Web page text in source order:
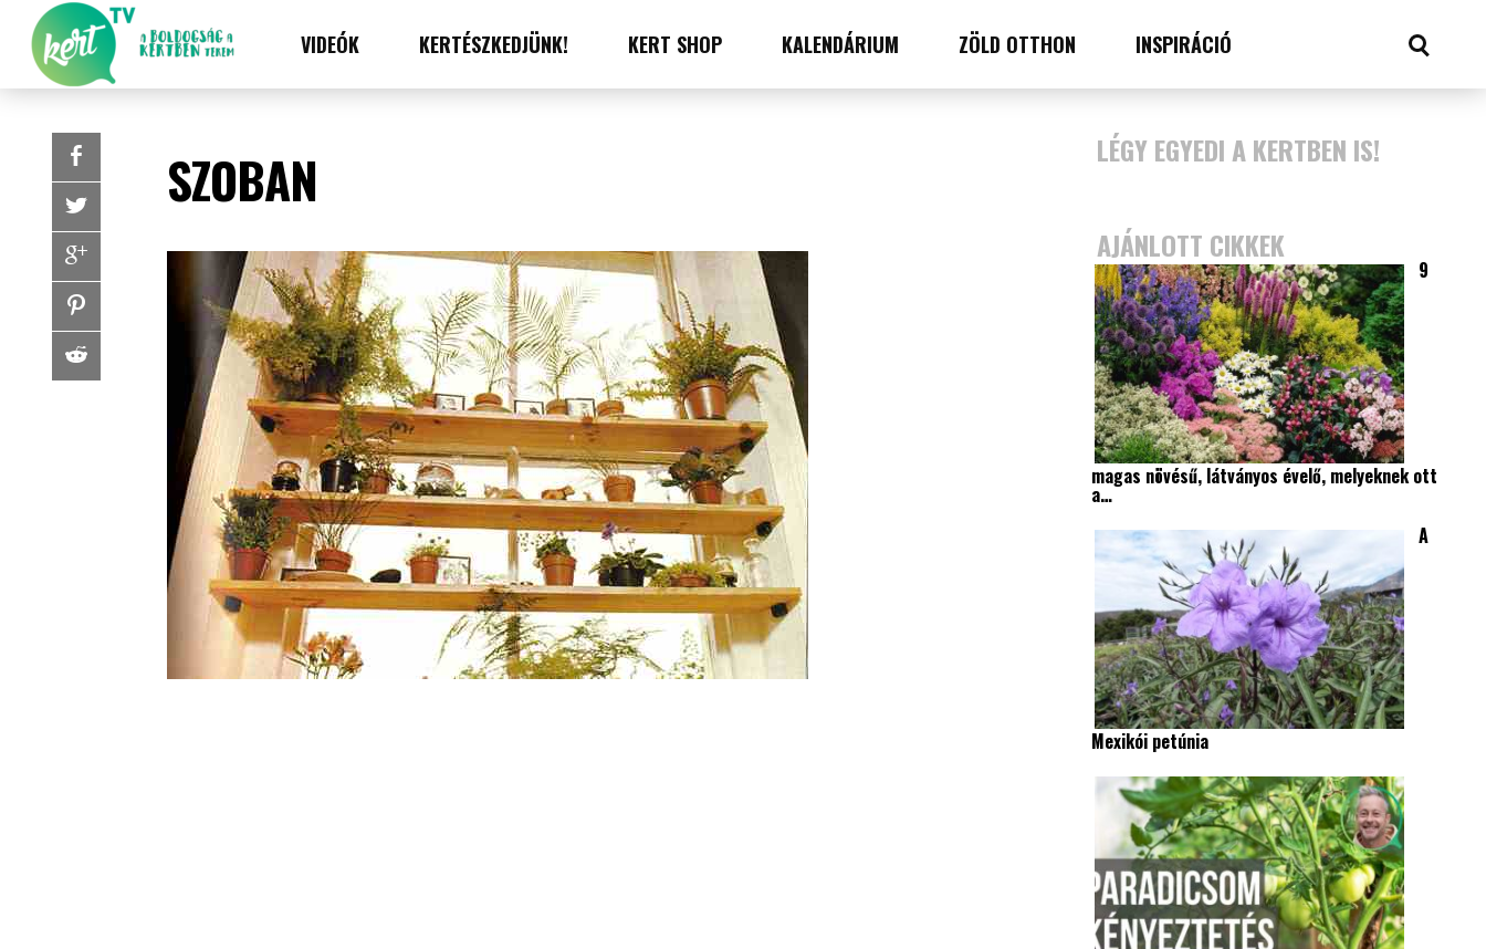
VIDEÓK KERTÉSZKEDJÜNK! KERT SHOP KALENDÁRIUM ZÖLD OTTHON INSPIRÁCIÓ
SZOBAN LÉGY EGYEDI A KERTBEN IS!
AJÁNLOTT CIKKEK
9
magas növésű, látványos évelő, melyeknek ott
a…
A
Mexikói petúnia